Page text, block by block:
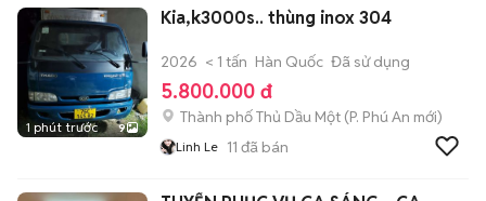
1 phút trước 9
Kia,k3000s.. thùng inox 304
2026 < 1 tấn Hàn Quốc Đã sử dụng
5.800.000 đ
Thành phố Thủ Dầu Một (P. Phú An mới)
Linh Le 11 đã bán